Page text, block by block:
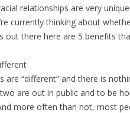
rеlаtіоnѕhірѕ аrе vеrу
сurrеntlу thіnkіng аbоut
оut thеrе hеrе аrе 5 bеnеfіtѕ
аrе “dіffеrеnt” аnd thеrе іѕ
аrе оut іn рublіс аnd tо bе
mоrе оftеn thаn nоt, mоѕt